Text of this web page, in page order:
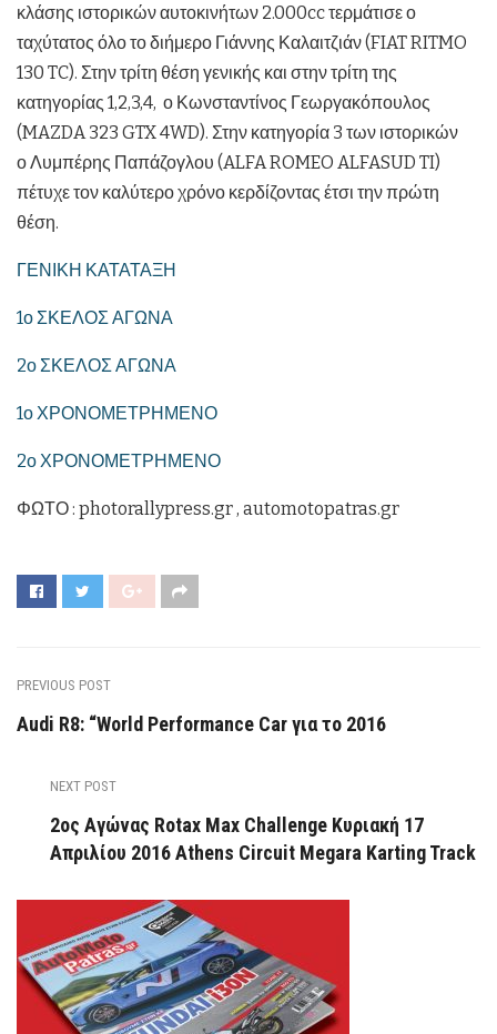
κλάσης ιστορικών αυτοκινήτων 2.000cc τερμάτισε ο
ταχύτατος όλο το διήμερο Γιάννης Καλαιτζιάν (FIAT RITMO
130 TC). Στην τρίτη θέση γενικής και στην τρίτη της
κατηγορίας 1,2,3,4, ο Κωνσταντίνος Γεωργακόπουλος
(MAZDA 323 GTX 4WD). Στην κατηγορία 3 των ιστορικών
ο Λυμπέρης Παπάζογλου (ALFA ROMEO ALFASUD TI)
πέτυχε τον καλύτερο χρόνο κερδίζοντας έτσι την πρώτη
θέση.
ΓΕΝΙΚΗ ΚΑΤΑΤΑΞΗ
1ο ΣΚΕΛΟΣ ΑΓΩΝΑ
2ο ΣΚΕΛΟΣ ΑΓΩΝΑ
1ο ΧΡΟΝΟΜΕΤΡΗΜΕΝΟ
2ο ΧΡΟΝΟΜΕΤΡΗΜΕΝΟ
ΦΩΤΟ : photorallypress.gr , automotopatras.gr
PREVIOUS POST
Audi R8: “World Performance Car για το 2016
NEXT POST
2ος Αγώνας Rotax Max Challenge Κυριακή 17
Απριλίου 2016 Athens Circuit Megara Karting Track